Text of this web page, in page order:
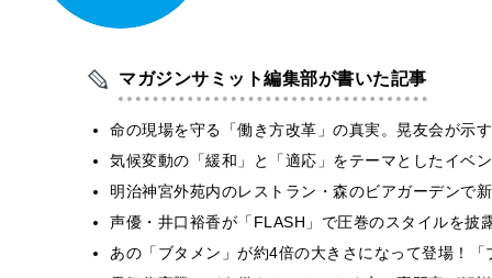
マガジンサミット編集部が書いた記事
命の現場を守る「働き方改革」の真実。晃友会が示
気候変動の「緩和」と「適応」をテーマとしたイベ
明治神宮外苑内のレストラン・森のビアガーデンで
声優・井口裕香が「FLASH」で圧巻のスタイルを
あの「ブタメン」が約4倍の大きさになって登場！